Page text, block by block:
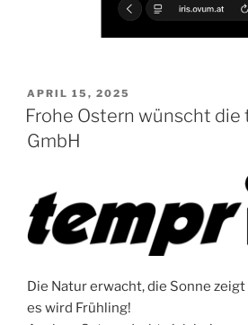
VERÖFFENTLICHT
AM
APRIL 15, 2025
Frohe Ostern wünscht die
GmbH
Die Natur erwacht, die Sonne
es wird Frühling!